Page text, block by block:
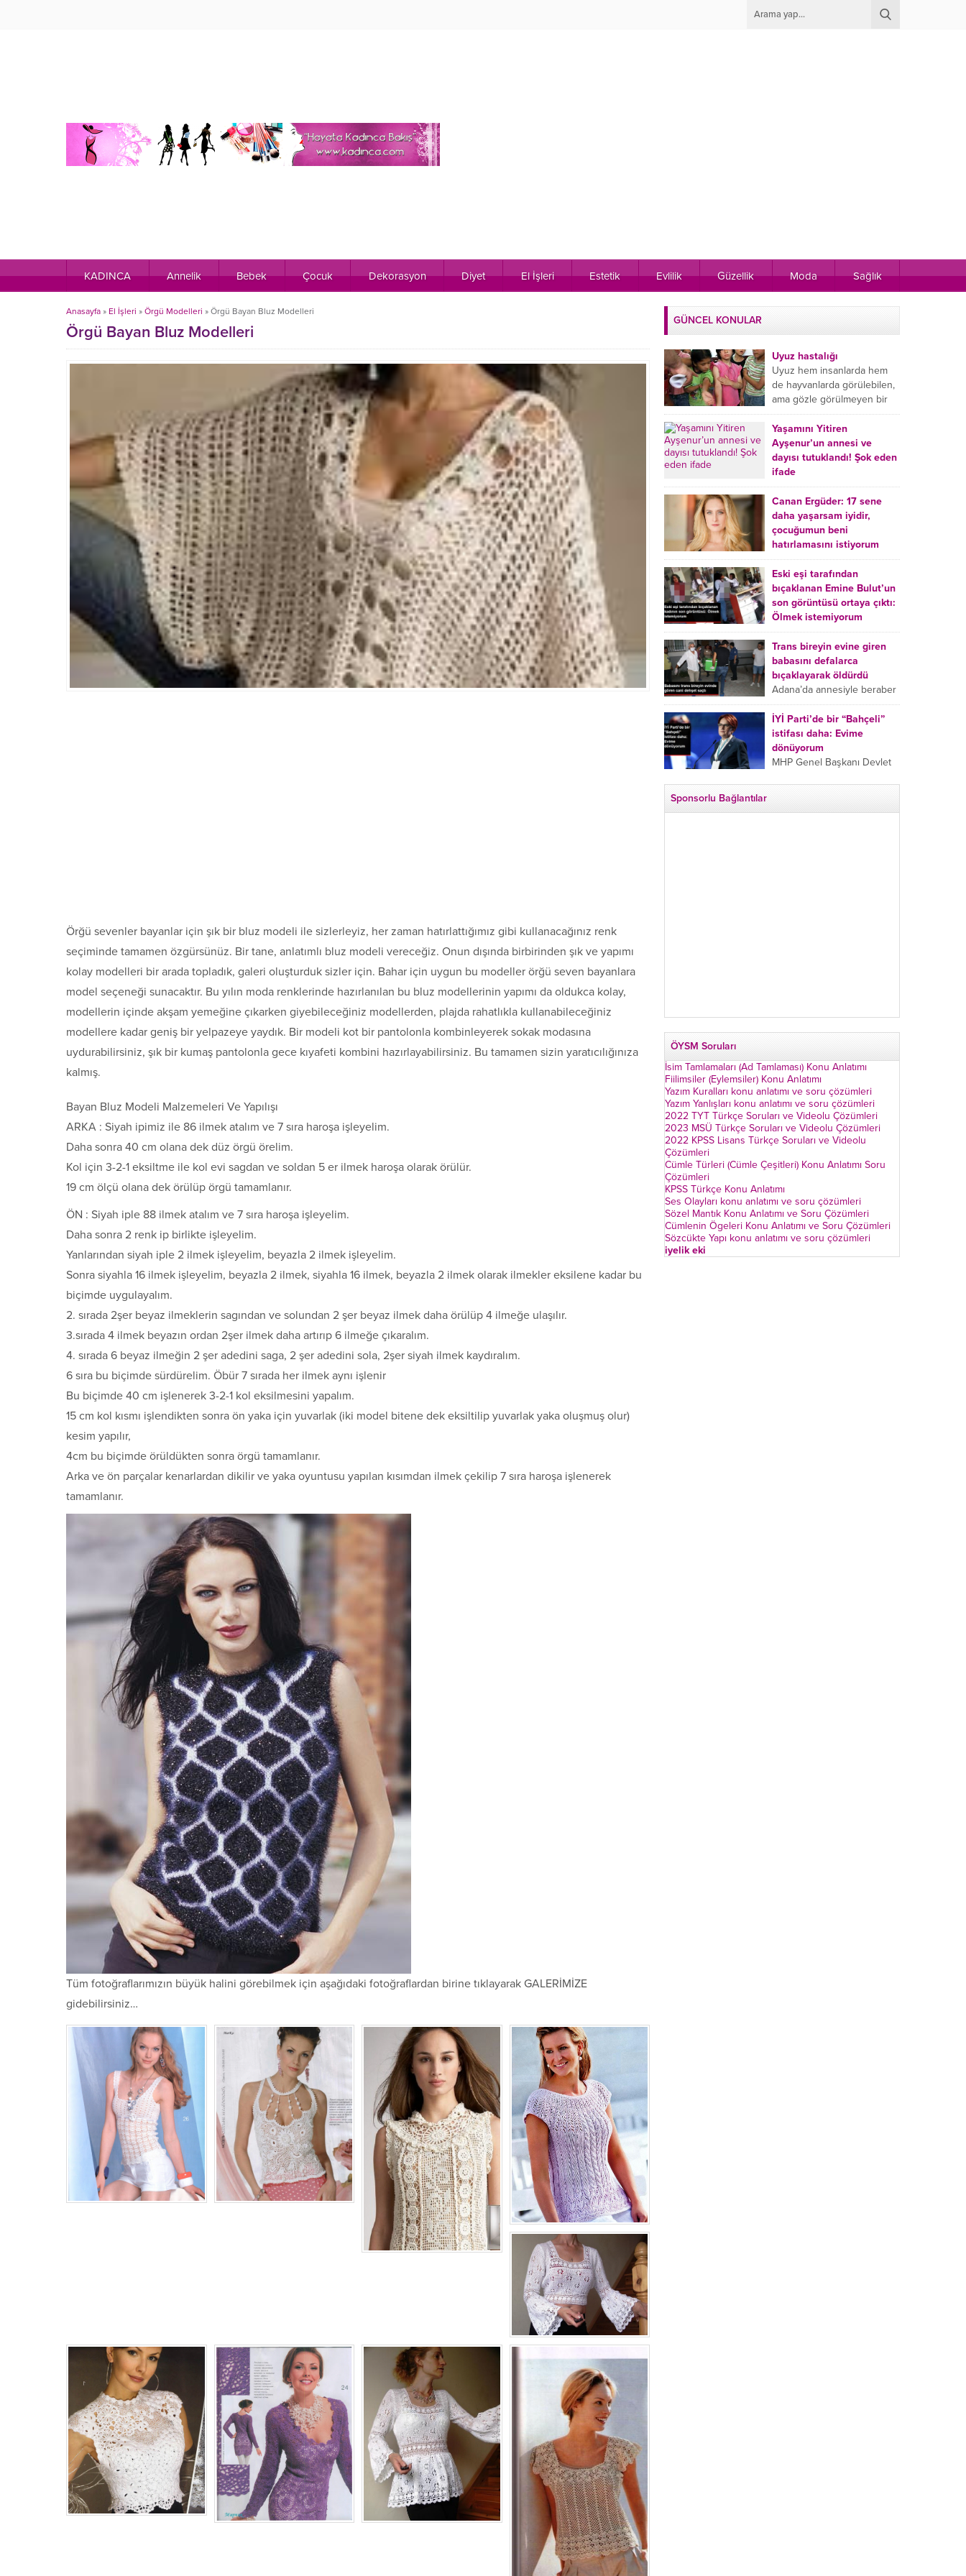
KADINCA Annelik Bebek Çocuk Dekorasyon Diyet El İşleri Estetik Evlilik Güzellik Moda Sağlık
Anasayfa » El İşleri » Örgü Modelleri » Örgü Bayan Bluz Modelleri
Örgü Bayan Bluz Modelleri
Örğü sevenler bayanlar için şık bir bluz modeli ile sizlerleyiz, her zaman hatırlattığımız gibi kullanacağınız renk
seçiminde tamamen özgürsünüz. Bir tane, anlatımlı bluz modeli vereceğiz. Onun dışında birbirinden şık ve yapımı
kolay modelleri bir arada topladık, galeri oluşturduk sizler için. Bahar için uygun bu modeller örğü seven bayanlara
model seçeneği sunacaktır. Bu yılın moda renklerinde hazırlanılan bu bluz modellerinin yapımı da oldukca kolay,
modellerin içinde akşam yemeğine çıkarken giyebileceğiniz modellerden, plajda rahatlıkla kullanabileceğiniz
modellere kadar geniş bir yelpazeye yaydık. Bir modeli kot bir pantolonla kombinleyerek sokak modasına
uydurabilirsiniz, şık bir kumaş pantolonla gece kıyafeti kombini hazırlayabilirsiniz. Bu tamamen sizin yaratıcılığınıza
kalmış.
Bayan Bluz Modeli Malzemeleri Ve Yapılışı
ARKA : Siyah ipimiz ile 86 ilmek atalım ve 7 sıra haroşa işleyelim.
Daha sonra 40 cm olana dek düz örgü örelim.
Kol için 3-2-1 eksiltme ile kol evi sagdan ve soldan 5 er ilmek haroşa olarak örülür.
19 cm ölçü olana dek örülüp örgü tamamlanır.
ÖN : Siyah iple 88 ilmek atalım ve 7 sıra haroşa işleyelim.
Daha sonra 2 renk ip birlikte işleyelim.
Yanlarından siyah iple 2 ilmek işleyelim, beyazla 2 ilmek işleyelim.
Sonra siyahla 16 ilmek işleyelim, beyazla 2 ilmek, siyahla 16 ilmek, beyazla 2 ilmek olarak ilmekler eksilene kadar bu
biçimde uygulayalım.
2. sırada 2şer beyaz ilmeklerin sagından ve solundan 2 şer beyaz ilmek daha örülüp 4 ilmeğe ulaşılır.
3.sırada 4 ilmek beyazın ordan 2şer ilmek daha artırıp 6 ilmeğe çıkaralım.
4. sırada 6 beyaz ilmeğin 2 şer adedini saga, 2 şer adedini sola, 2şer siyah ilmek kaydıralım.
6 sıra bu biçimde sürdürelim. Öbür 7 sırada her ilmek aynı işlenir
Bu biçimde 40 cm işlenerek 3-2-1 kol eksilmesini yapalım.
15 cm kol kısmı işlendikten sonra ön yaka için yuvarlak (iki model bitene dek eksiltilip yuvarlak yaka oluşmuş olur)
kesim yapılır,
4cm bu biçimde örüldükten sonra örgü tamamlanır.
Arka ve ön parçalar kenarlardan dikilir ve yaka oyuntusu yapılan kısımdan ilmek çekilip 7 sıra haroşa işlenerek
tamamlanır.
Tüm fotoğraflarımızın büyük halini görebilmek için aşağıdaki fotoğraflardan birine tıklayarak GALERİMİZE
gidebilirsiniz…
GÜNCEL KONULAR
Uyuz hastalığı
Uyuz hem insanlarda hem
de hayvanlarda görülebilen,
ama gözle görülmeyen bir
tür mikroplu böcek
hastalığıdır. Uyuz hastalığı
(Urticaria), deride veya...
Yaşamını Yitiren
Ayşenur’un annesi ve
dayısı tutuklandı! Şok eden
ifade
Burdur’da yatağında ölü
bulunan Ayşenur Kazık’ın (2)
annesi Kader Karadeniz (23)
ile dayısı Hızır Tunç
Çetinkaya (19) tutuklandı.
Çetinkaya, ifadesinde...
Canan Ergüder: 17 sene
daha yaşarsam iyidir,
çocuğumun beni
hatırlamasını istiyorum
Kanser tedavisi gören ünlü
oyuncu Canan Ergüder,
hastalık sürecini anlattı:
Meme kanserine yakalanan
ünlü oyuncu Canan Ergüder
aklıma ilk ölümün...
Eski eşi tarafından
bıçaklanan Emine Bulut’un
son görüntüsü ortaya çıktı:
Ölmek istemiyorum
Kırıkkale’de eski eşi
tarafından boğazından
bıçaklanan Emine Bulut’un
“Ben ölmek istemiyorum”
demesi ve yanında bulunan
10 yaşındaki kızının “Anne
lütfen...
Trans bireyin evine giren
babasını defalarca
bıçaklayarak öldürdü
Adana’da annesiyle beraber
takip ettiği babasının trans
bireyin evine girdiği gören
cani, babasını vücudunun
çeşitli yerlerinden
bıçaklayarak öldürdü.
İYİ Parti’de bir “Bahçeli”
istifası daha: Evime
dönüyorum
MHP Genel Başkanı Devlet
Sponsorlu Bağlantılar
ÖYSM Soruları
İsim Tamlamaları (Ad Tamlaması) Konu Anlatımı
Fiilimsiler (Eylemsiler) Konu Anlatımı
Yazım Kuralları konu anlatımı ve soru çözümleri
Yazım Yanlışları konu anlatımı ve soru çözümleri
2022 TYT Türkçe Soruları ve Videolu Çözümleri
2023 MSÜ Türkçe Soruları ve Videolu Çözümleri
2022 KPSS Lisans Türkçe Soruları ve Videolu
Çözümleri
Cümle Türleri (Cümle Çeşitleri) Konu Anlatımı Soru
Çözümleri
KPSS Türkçe Konu Anlatımı
Ses Olayları konu anlatımı ve soru çözümleri
Sözel Mantık Konu Anlatımı ve Soru Çözümleri
Cümlenin Ögeleri Konu Anlatımı ve Soru Çözümleri
Sözcükte Yapı konu anlatımı ve soru çözümleri
iyelik eki